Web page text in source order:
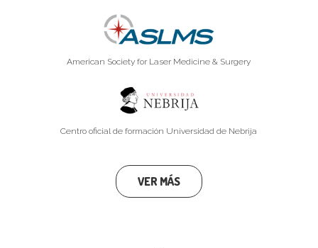
American Society for Laser Medicine & Surgery
Centro oficial de formación Universidad de Nebrija
VER MÁS